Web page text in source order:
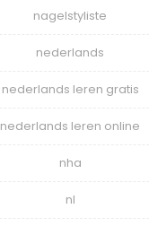
nagelstyliste
nederlands
nederlands leren gratis
nederlands leren online
nha
nl